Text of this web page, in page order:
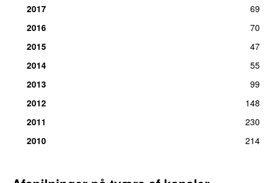
2017
69
2016
70
2015
47
2014
55
2013
99
2012
148
2011
230
2010
214